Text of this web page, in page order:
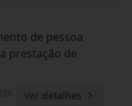
de pessoa
prestação de
Ver detalhes